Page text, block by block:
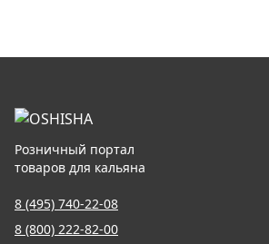
Розничный портал
товаров для кальяна
8 (495) 740-22-08
8 (800) 222-82-00